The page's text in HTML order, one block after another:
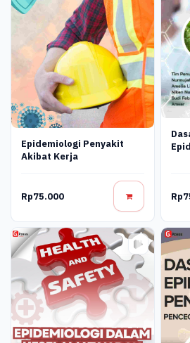
Epidemiologi Penyakit
Akibat Kerja
Rp75.000